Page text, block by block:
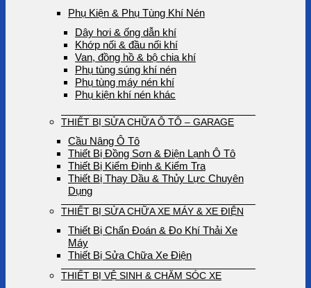
Phụ Kiện & Phụ Tùng Khí Nén
Dây hơi & ống dẫn khí
Khớp nối & đầu nối khí
Van, đồng hồ & bộ chia khí
Phụ tùng súng khí nén
Phụ tùng máy nén khí
Phụ kiện khí nén khác
THIẾT BỊ SỬA CHỮA Ô TÔ – GARAGE
Cầu Nâng Ô Tô
Thiết Bị Đồng Sơn & Điện Lạnh Ô Tô
Thiết Bị Kiểm Định & Kiểm Tra
Thiết Bị Thay Dầu & Thủy Lực Chuyên
Dụng
THIẾT BỊ SỬA CHỮA XE MÁY & XE ĐIỆN
Thiết Bị Chẩn Đoán & Đo Khí Thải Xe
Máy
Thiết Bị Sửa Chữa Xe Điện
THIẾT BỊ VỆ SINH & CHĂM SÓC XE